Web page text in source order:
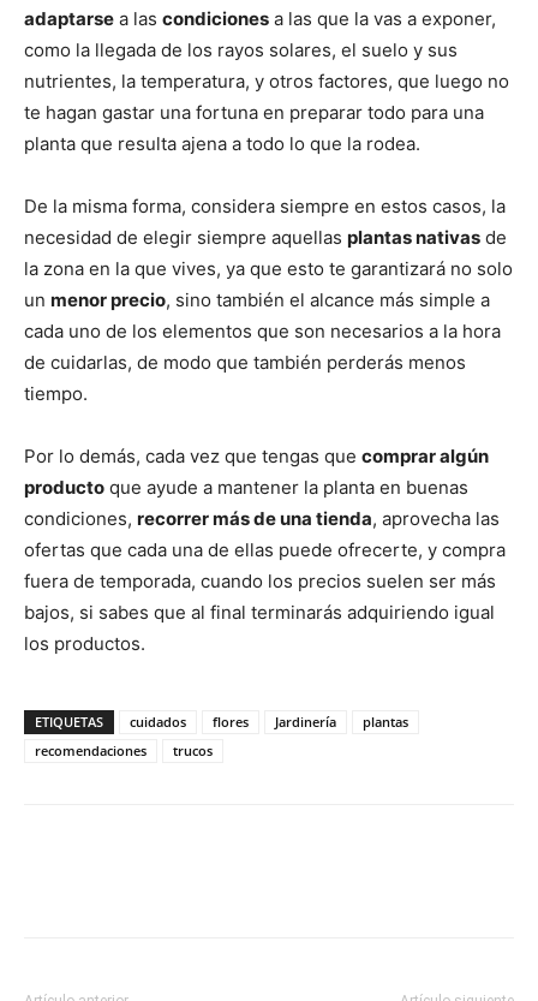
adaptarse a las condiciones a las que la vas a exponer,
como la llegada de los rayos solares, el suelo y sus
nutrientes, la temperatura, y otros factores, que luego no
te hagan gastar una fortuna en preparar todo para una
planta que resulta ajena a todo lo que la rodea.
De la misma forma, considera siempre en estos casos, la
necesidad de elegir siempre aquellas plantas nativas de
la zona en la que vives, ya que esto te garantizará no solo
un menor precio, sino también el alcance más simple a
cada uno de los elementos que son necesarios a la hora
de cuidarlas, de modo que también perderás menos
tiempo.
Por lo demás, cada vez que tengas que comprar algún
producto que ayude a mantener la planta en buenas
condiciones, recorrer más de una tienda, aprovecha las
ofertas que cada una de ellas puede ofrecerte, y compra
fuera de temporada, cuando los precios suelen ser más
bajos, si sabes que al final terminarás adquiriendo igual
los productos.
ETIQUETAS cuidados flores Jardinería
plantas
recomendaciones
trucos